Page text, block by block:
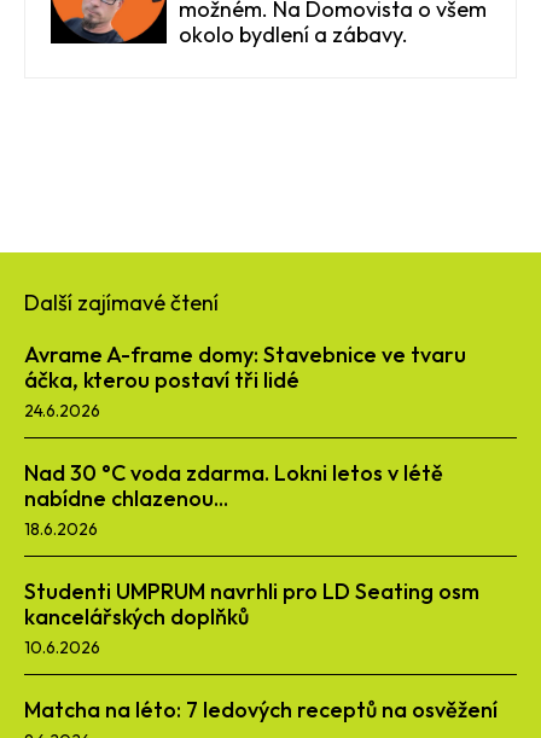
možném. Na Domovista o všem
okolo bydlení a zábavy.
Další zajímavé čtení
Avrame A-frame domy: Stavebnice ve tvaru
áčka, kterou postaví tři lidé
24.6.2026
Nad 30 °C voda zdarma. Lokni letos v létě
nabídne chlazenou...
18.6.2026
Studenti UMPRUM navrhli pro LD Seating osm
kancelářských doplňků
10.6.2026
Matcha na léto: 7 ledových receptů na osvěžení